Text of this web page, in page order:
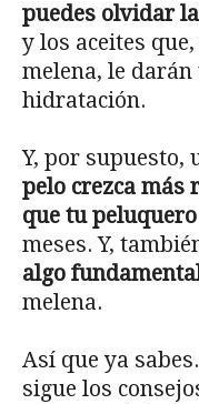
puedes olvidar
y los aceites
melena, le
hidratación.
Y, por supuesto,
pelo crezca más
que tu
meses. Y,
algo
melena.
Así que ya
sigue los